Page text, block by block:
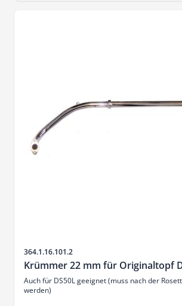
Artikelnr.
364.1.16.101.2
Krümmer 22 mm für Originaltopf
Auch für DS50L geeignet (muss nach der
werden)